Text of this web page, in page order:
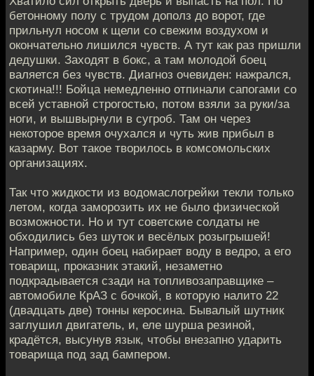
бетонному полу с трудом дополз до ворот, где
прильнул носом к щели со свежим воздухом и
окончательно лишился чувств. А тут как раз пришли
дедушки. Заходят в бокс, а там молодой боец
валяется без чувств. Диагноз очевиден: нажрался,
скотина!!! Бойца немедленно отпинали сапогами со
всей уставной строгостью, потом взяли за руки/за
ноги, и вышвырнули в сугроб. Там он через
некоторое время очухался и чуть жив прибыл в
казарму. Вот такое творилось в комсомольских
организациях.
Так что жидкости из водомаслогрейки текли только
летом, когда заморозить их не было физической
возможности. Но и тут советские солдаты не
обходились без шуток и весёлых розыгрышей!
Например, один боец набирает воду в ведро, а его
товарищ, проказник этакий, незаметно
подкрадывается сзади на топливозаправщике –
автомобиле КрАЗ с бочкой, в которую налито 22
(двадцать две) тонны керосина. Бывалый шутник
заглушил двигатель, и, еле шурша резиной,
крадётся, высунув язык, чтобы внезапно ударить
товарища под зад бампером.